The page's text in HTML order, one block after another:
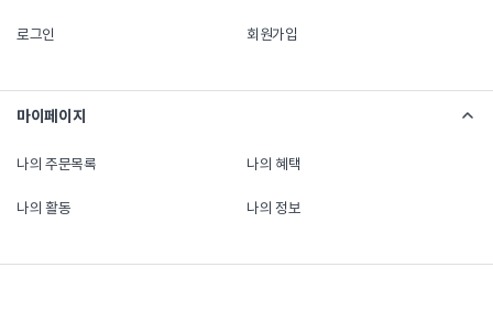
로그인 회원가입
마이페이지
나의 주문목록 나의 혜택
나의 활동 나의 정보